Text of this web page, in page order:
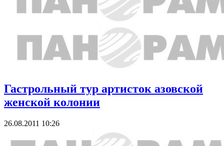
Гастрольный тур артисток азовской
женской колонии
26.08.2011 10:26